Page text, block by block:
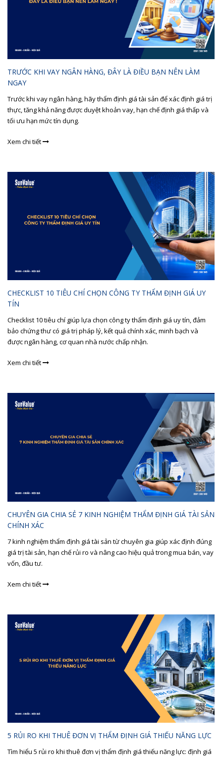
TRƯỚC KHI VAY NGÂN HÀNG, ĐÂY LÀ ĐIỀU BẠN NÊN LÀM
NGAY
Trước khi vay ngân hàng, hãy thẩm định giá tài sản để xác định giá trị
thực, tăng khả năng được duyệt khoản vay, hạn chế định giá thấp và
tối ưu hạn mức tín dụng.
Xem chi tiết
CHECKLIST 10 TIÊU CHÍ CHỌN CÔNG TY THẨM ĐỊNH GIÁ UY
TÍN
Checklist 10 tiêu chí giúp lựa chọn công ty thẩm định giá uy tín, đảm
bảo chứng thư có giá trị pháp lý, kết quả chính xác, minh bạch và
được ngân hàng, cơ quan nhà nước chấp nhận.
Xem chi tiết
CHUYÊN GIA CHIA SẺ 7 KINH NGHIỆM THẨM ĐỊNH GIÁ TÀI SẢN
CHÍNH XÁC
7 kinh nghiệm thẩm định giá tài sản từ chuyên gia giúp xác định đúng
giá trị tài sản, hạn chế rủi ro và nâng cao hiệu quả trong mua bán, vay
vốn, đầu tư.
Xem chi tiết
5 RỦI RO KHI THUÊ ĐƠN VỊ THẨM ĐỊNH GIÁ THIẾU NĂNG LỰC
Tìm hiểu 5 rủi ro khi thuê đơn vị thẩm định giá thiếu năng lực: định giá